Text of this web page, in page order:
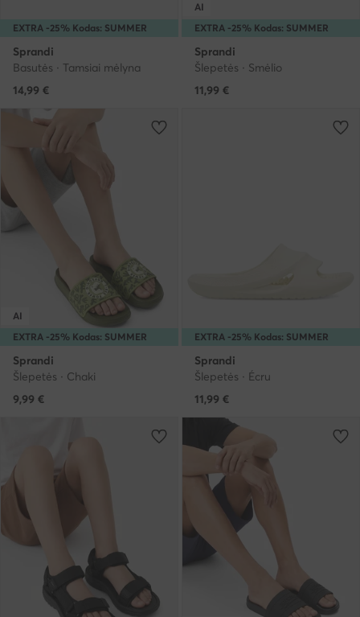
EXTRA -25% Kodas: SUMMER
Sprandi
Basutės · Tamsiai mėlyna
14,99 €
EXTRA -25% Kodas: SUMMER
AI
Sprandi
Šlepetės · Smėlio
11,99 €
EXTRA -25% Kodas: SUMMER
AI
Sprandi
Šlepetės · Chaki
9,99 €
EXTRA -25% Kodas: SUMMER
Sprandi
Šlepetės · Écru
11,99 €